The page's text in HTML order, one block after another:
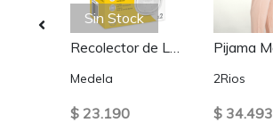
Sin Stock
Recolector de Leche Materna Medela In-Bra (Pack x2)
Medela
$ 23.190
2Rios
$ 34.493